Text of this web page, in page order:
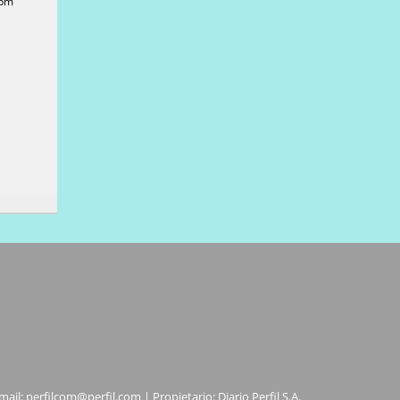
perfilcom@perfil.com | Propietario: Diario Perfil S.A.